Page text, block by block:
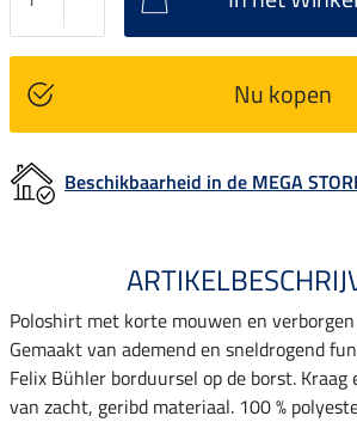
Nu kopen
Beschikbaarheid in de MEGA
Poloshirt met korte mouwen en
Gemaakt van ademend en sneldrogend
Felix Bühler borduursel op de borst.
van zacht, geribd materiaal. 100 %